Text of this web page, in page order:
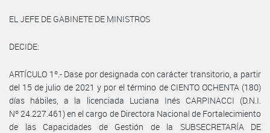
EL JEFE DE GABINETE DE MINISTROS
DECIDE:
ARTÍCULO 1º.- Dase por designada con carácter transitorio, a partir
del 15 de julio de 2021 y por el término de CIENTO OCHENTA (180)
días hábiles, a la licenciada Luciana Inés CARPINACCI (D.N.I.
Nº 24.227.461) en el cargo de Directora Nacional de Fortalecimiento
de las Capacidades de Gestión de la SUBSECRETARÍA DE